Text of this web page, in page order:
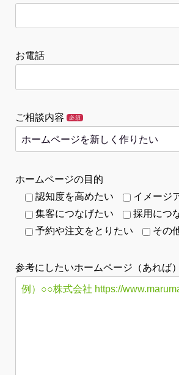
お電話
ご相談内容 必須
ホームページの目的
認知度を高めたい
イメージ
集客につなげたい
採用につ
予約や注文をとりたい
その
参考にしたいホームページ（あれば）